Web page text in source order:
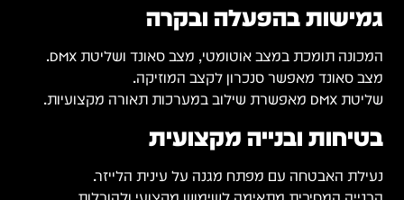
גמישות בהפעלה ובקרה
המכונה תומכת במצב אוטומטי, מצב סאונד ושליטת DMX.
מצב סאונד מאפשר סנכרון לקצב המוזיקה.
שליטת DMX מאפשרת שילוב במערכות תאורה מקצועיות.
בטיחות ובנייה מקצועית
נעילת האבטחה עם מפתח מגנה על עינית הלייזר.